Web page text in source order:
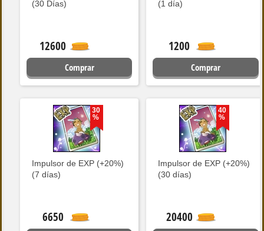
(30 Días)
12600
Comprar
(1 día)
1200
Comprar
30
%
Impulsor de EXP (+20%)
(7 días)
6650
40
%
Impulsor de EXP (+20%)
(30 días)
20400